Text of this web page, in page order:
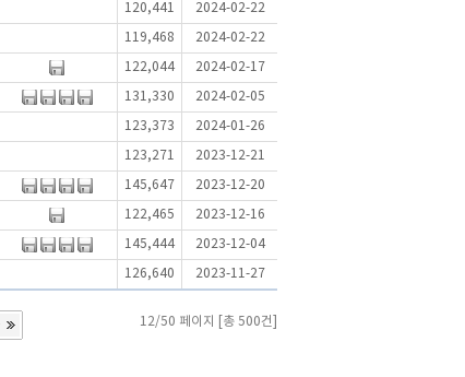
120,441 2024-02-22
119,468 2024-02-22
122,044 2024-02-17
131,330 2024-02-05
123,373 2024-01-26
123,271 2023-12-21
145,647 2023-12-20
122,465 2023-12-16
145,444 2023-12-04
126,640 2023-11-27
12/50 페이지 [총 500건]